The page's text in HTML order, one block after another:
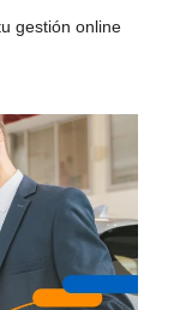
gestión online